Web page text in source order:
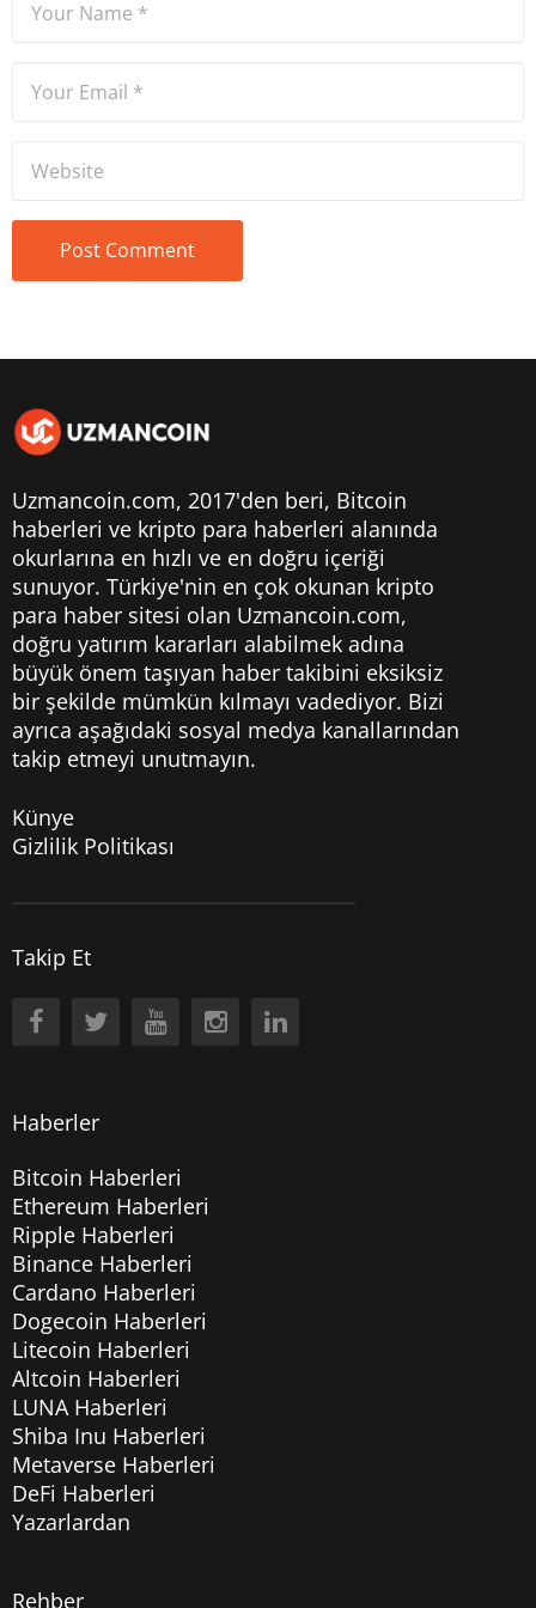
Uzmancoin.com, 2017'den beri, Bitcoin
haberleri ve kripto para haberleri alanında
okurlarına en hızlı ve en doğru içeriği
sunuyor. Türkiye'nin en çok okunan kripto
para haber sitesi olan Uzmancoin.com,
doğru yatırım kararları alabilmek adına
büyük önem taşıyan haber takibini eksiksiz
bir şekilde mümkün kılmayı vadediyor. Bizi
ayrıca aşağıdaki sosyal medya kanallarından
takip etmeyi unutmayın.
Künye
Gizlilik Politikası
Takip Et
Haberler
Bitcoin Haberleri
Ethereum Haberleri
Ripple Haberleri
Binance Haberleri
Cardano Haberleri
Dogecoin Haberleri
Litecoin Haberleri
Altcoin Haberleri
LUNA Haberleri
Shiba Inu Haberleri
Metaverse Haberleri
DeFi Haberleri
Yazarlardan
Rehber